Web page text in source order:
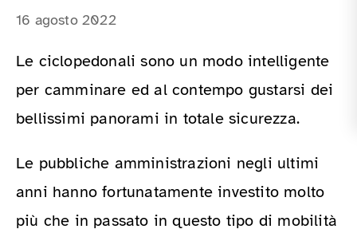
16 agosto 2022
Le ciclopedonali sono un modo intelligente
per camminare ed al contempo gustarsi dei
bellissimi panorami in totale sicurezza.
Le pubbliche amministrazioni negli ultimi
anni hanno fortunatamente investito molto
più che in passato in questo tipo di mobilità